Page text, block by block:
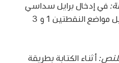
في إدخال برايل سداسي
النقاط، يمكنك تبديل مواضع النقطتين 1 و 3
للنص: أثناء الكتابة بطريقة